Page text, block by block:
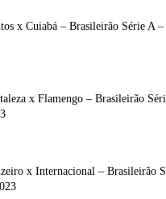
x Cuiabá – Brasileirão Série A –
x Flamengo – Brasileirão
x Internacional – Brasileirão